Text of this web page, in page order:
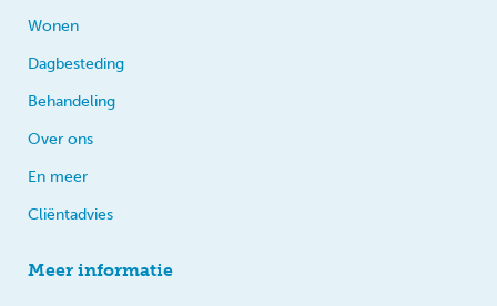
Wonen
Dagbesteding
Behandeling
Over ons
En meer
Cliëntadvies
Meer informatie